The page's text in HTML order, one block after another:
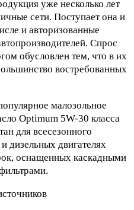
уже несколько лет
сети. Поступает она и
и авторизованные
Спрос
обусловлен тем, что в их
востребованных
малозольное
Optimum 5W-30 класса
для всесезонного
дизельных двигателях
оснащенных каскадными